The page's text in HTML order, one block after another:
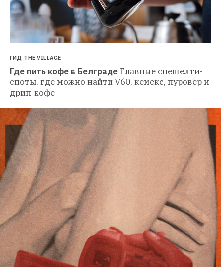
ГИД THE VILLAGE
Где пить кофе в БелградеГлавные спешелти-
споты, где можно найти V60, кемекс, пуровер и
дрип-кофе